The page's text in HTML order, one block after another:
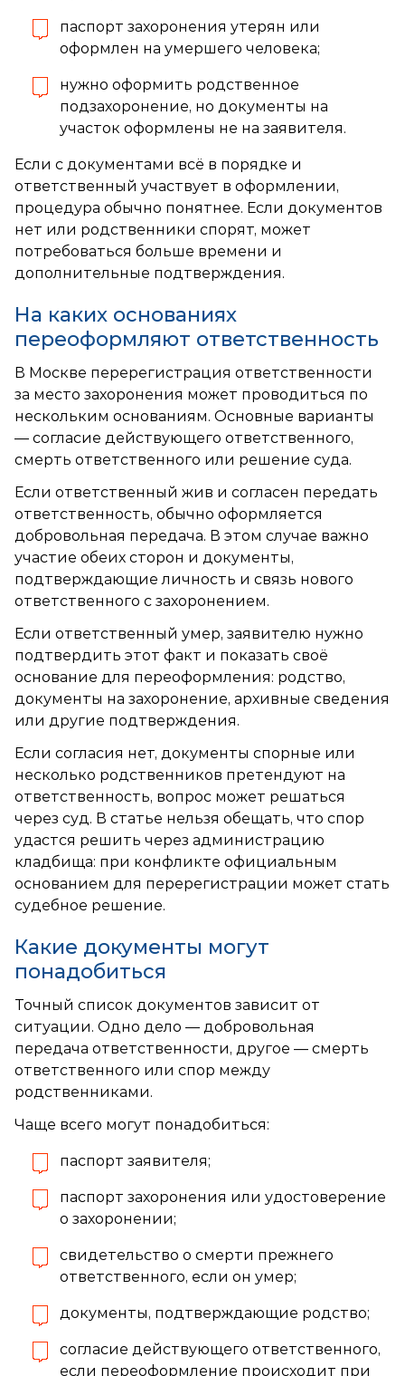
паспорт захоронения утерян или
оформлен на умершего человека;
нужно оформить родственное
подзахоронение, но документы на
участок оформлены не на заявителя.
Если с документами всё в порядке и
ответственный участвует в оформлении,
процедура обычно понятнее. Если документов
нет или родственники спорят, может
потребоваться больше времени и
дополнительные подтверждения.
На каких основаниях
переоформляют ответственность
В Москве перерегистрация ответственности
за место захоронения может проводиться по
нескольким основаниям. Основные варианты
— согласие действующего ответственного,
смерть ответственного или решение суда.
Если ответственный жив и согласен передать
ответственность, обычно оформляется
добровольная передача. В этом случае важно
участие обеих сторон и документы,
подтверждающие личность и связь нового
ответственного с захоронением.
Если ответственный умер, заявителю нужно
подтвердить этот факт и показать своё
основание для переоформления: родство,
документы на захоронение, архивные сведения
или другие подтверждения.
Если согласия нет, документы спорные или
несколько родственников претендуют на
ответственность, вопрос может решаться
через суд. В статье нельзя обещать, что спор
удастся решить через администрацию
кладбища: при конфликте официальным
основанием для перерегистрации может стать
судебное решение.
Какие документы могут
понадобиться
Точный список документов зависит от
ситуации. Одно дело — добровольная
передача ответственности, другое — смерть
ответственного или спор между
родственниками.
Чаще всего могут понадобиться:
паспорт заявителя;
паспорт захоронения или удостоверение
о захоронении;
свидетельство о смерти прежнего
ответственного, если он умер;
документы, подтверждающие родство;
согласие действующего ответственного,
если переоформление происходит при